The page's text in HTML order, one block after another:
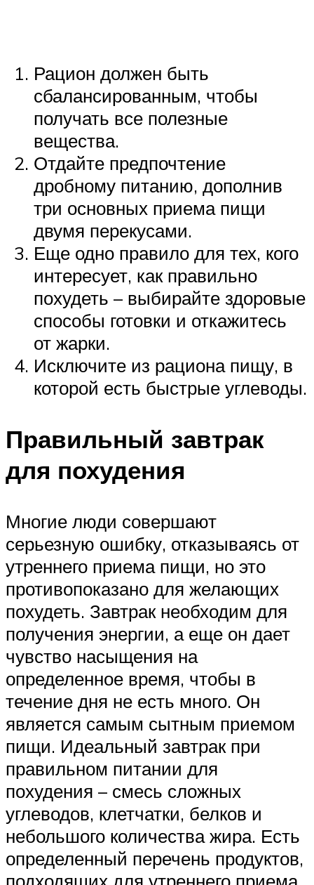
Рацион должен быть
сбалансированным, чтобы
получать все полезные
вещества.
Отдайте предпочтение
дробному питанию, дополнив
три основных приема пищи
двумя перекусами.
Еще одно правило для тех, кого
интересует, как правильно
похудеть – выбирайте здоровые
способы готовки и откажитесь
от жарки.
Исключите из рациона пищу, в
которой есть быстрые углеводы.
Правильный завтрак
для похудения
Многие люди совершают
серьезную ошибку, отказываясь от
утреннего приема пищи, но это
противопоказано для желающих
похудеть. Завтрак необходим для
получения энергии, а еще он дает
чувство насыщения на
определенное время, чтобы в
течение дня не есть много. Он
является самым сытным приемом
пищи. Идеальный завтрак при
правильном питании для
похудения – смесь сложных
углеводов, клетчатки, белков и
небольшого количества жира. Есть
определенный перечень продуктов,